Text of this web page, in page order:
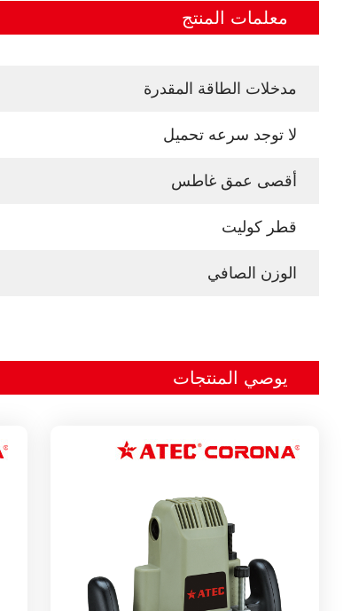
معلمات المنتج
مدخلات الطاقة المقدرة
لا توجد سرعه تحميل
أقصى عمق غاطس
قطر كوليت
الوزن الصافي
يوصي المنتجات